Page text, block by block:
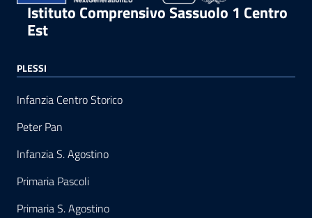
Istituto Comprensivo Sassuolo 1 Centro
Est
PLESSI
Infanzia Centro Storico
Peter Pan
Infanzia S. Agostino
Primaria Pascoli
Primaria S. Agostino